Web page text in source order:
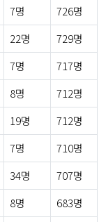
7명
726명
22명
729명
7명
717명
8명
712명
19명
712명
7명
710명
34명
707명
8명
683명